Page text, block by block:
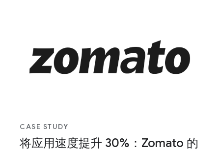
CASE STUDY
将应用速度提升 30%：Zomato 的